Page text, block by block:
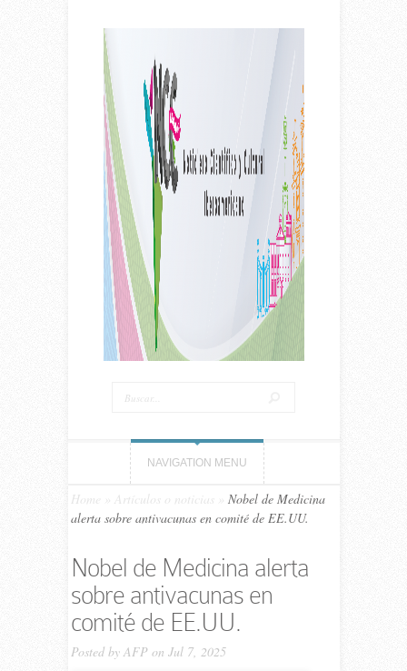
NAVIGATION MENU
Home Artículos o noticias
Nobel de Medicina
alerta sobre antivacunas en comité de EE.UU.
Nobel de Medicina alerta
sobre antivacunas en
comité de EE.UU.
Posted by AFPon Jul 7, 2025